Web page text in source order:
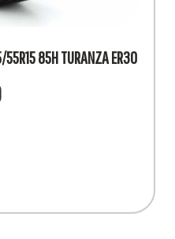
85H TURANZA ER30
precio